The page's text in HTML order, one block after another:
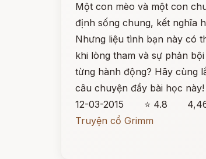
Một con mèo và một con
định sống chung, kết nghĩa
Nhưng liệu tình bạn này có
khi lòng tham và sự phản
từng hành động? Hãy cùng
câu chuyện đầy bài học này!
12-03-2015
⭐ 4.8
Truyện cổ Grimm